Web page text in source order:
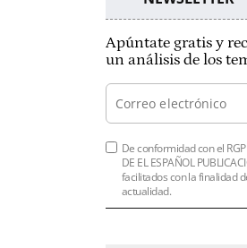
Apúntate gratis y
un análisis de los
De conformidad con el
DE EL ESPAÑOL
facilitados con la finalidad
actualidad.